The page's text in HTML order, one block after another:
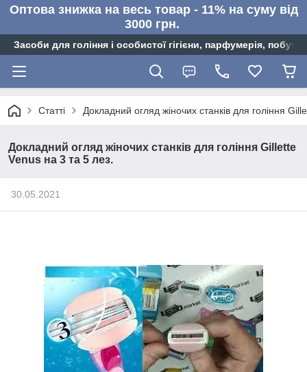
Оптова знижка на весь товар - 11% на суму від
3000 грн.
Засоби для гоління і особистої гігієни, парфумерія,
Статті Докладний огляд жіночих станків для гоління
Докладний огляд жіночих станків для гоління Gillette
Venus на 3 та 5 лез.
30.05.2021